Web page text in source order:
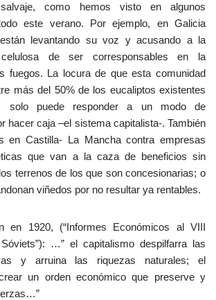
como hemos visto en algunos
este verano. Por ejemplo, en Galicia
levantando su voz y acusando a la
de ser corresponsables en la
fuegos. La locura de que esta comunidad
más del 50% de los eucaliptos existentes
solo puede responder a un modo de
hacer caja –el sistema capitalista-. También
en Castilla- La Mancha contra empresas
que van a la caza de beneficios sin
terrenos de los que son concesionarias; o
viñedos por no resultar ya rentables.
en 1920, (“Informes Económicos al VIII
…” el capitalismo despilfarra las
y arruina las riquezas naturales; el
un orden económico que preserve y